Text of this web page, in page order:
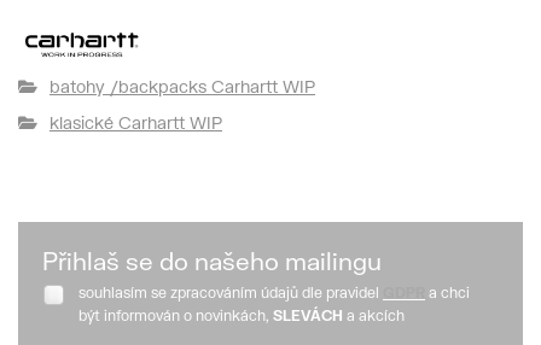
batohy /backpacks Carhartt WIP
klasické Carhartt WIP
Přihlaš se do našeho mailingu
souhlasím se zpracováním údajů dle pravidel
a chci
být informován o novinkách, SLEVÁCH a akcích